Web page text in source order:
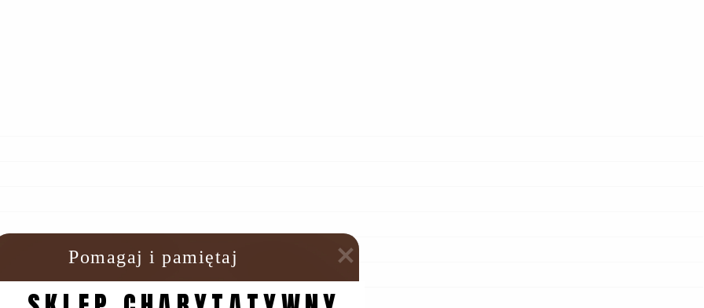
Pomagaj i pamiętaj